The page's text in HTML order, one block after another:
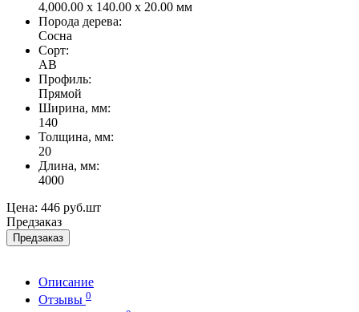
4,000.00 x 140.00 x 20.00 мм
Порода дерева:
Сосна
Сорт:
AB
Профиль:
Прямой
Ширина, мм:
140
Толщина, мм:
20
Длина, мм:
4000
Цена: 446 руб.шт
Предзаказ
Предзаказ
Описание
Отзывы 0